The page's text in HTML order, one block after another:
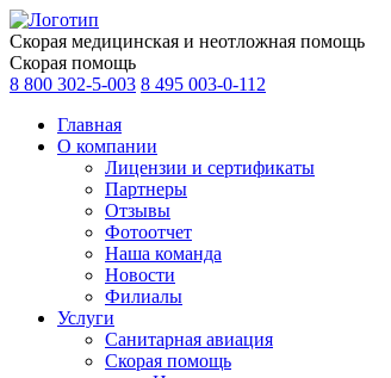
Скорая медицинская и неотложная помощь
Скорая помощь
8 800 302-5-003 8 495 003-0-112
Главная
О компании
Лицензии и сертификаты
Партнеры
Отзывы
Фотоотчет
Наша команда
Новости
Филиалы
Услуги
Санитарная авиация
Скорая помощь